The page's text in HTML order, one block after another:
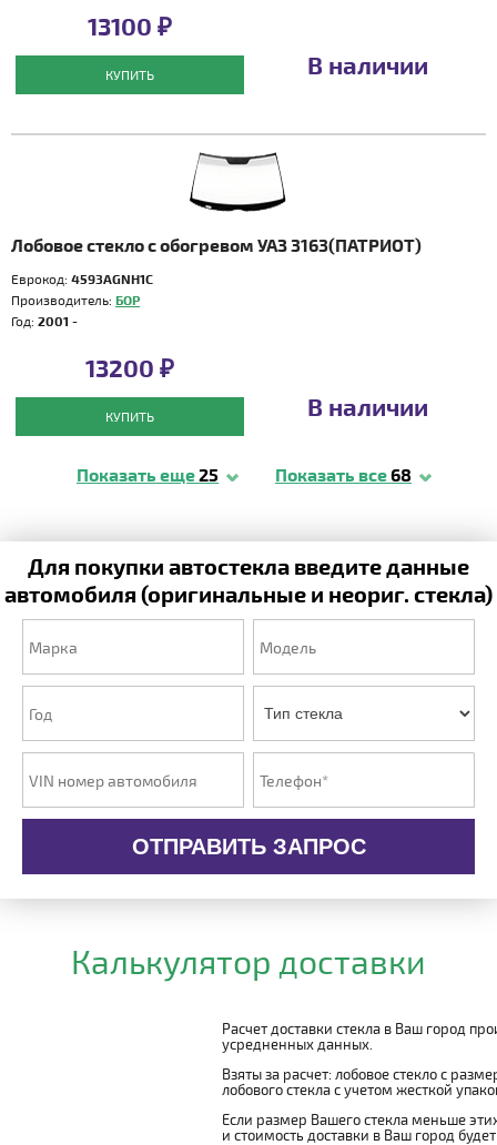
13100 ₽
КУПИТЬ В наличии
Лобовое стекло с обогревом УАЗ 3163(ПАТРИОТ)
Еврокод: 4593AGNH1C
Производитель: БОР
Год: 2001 -
13200 ₽
КУПИТЬ В наличии
Показать еще25 Показать все68
Для покупки автостекла введите данные
автомобиля (оригинальные и неориг. стекла)
ОТПРАВИТЬ ЗАПРОС
Калькулятор доставки
Расчет доставки стекла в Ваш город
усредненных данных.
Взяты за расчет: лобовое стекло с
лобового стекла с учетом жесткой
Если размер Вашего стекла меньше
и стоимость доставки в Ваш город